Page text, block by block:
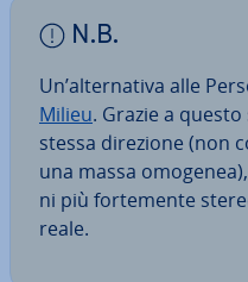
N.B.
Un’al­ter­na­ti­va alle
Milieu. Grazie a
stessa direzione (non
una massa
ni più for­te­men­te
reale.